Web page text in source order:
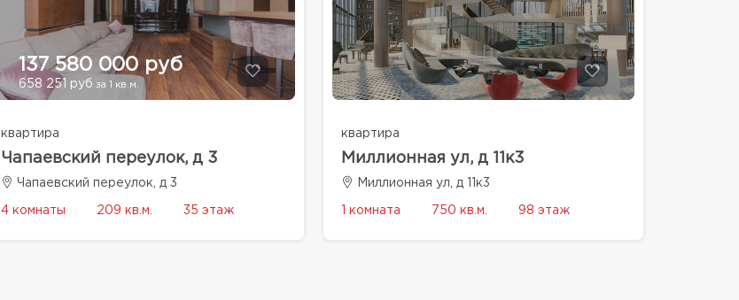
137 580 000 руб
658 251 руб за 1 кв.м.
квартира
Чапаевский переулок, д 3
Чапаевский переулок, д 3
4 комнаты 209 кв.м. 35 этаж
квартира
Миллионная ул, д 11к3
Миллионная ул, д 11к3
1 комната 750 кв.м. 98 этаж